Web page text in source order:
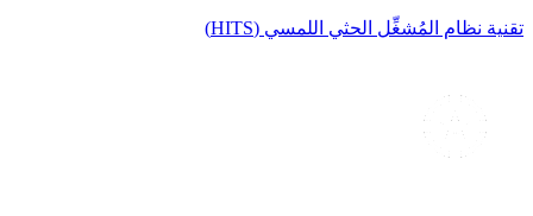
تقنية نظام المُشغِّل الحثي اللمسي (HITS)